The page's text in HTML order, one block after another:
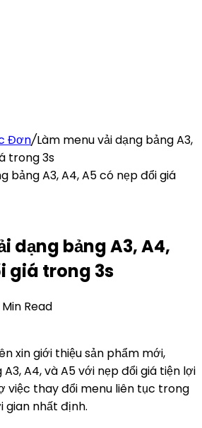
Đơn/Làm menu vải dạng bảng A3,
trong 3s
dạng bảng A3, A4,
giá trong 3s
Read
xin giới thiệu sản phẩm mới,
A4, và A5 với nẹp đổi giá tiện lợi
việc thay đổi menu liên tục trong
gian nhất định.